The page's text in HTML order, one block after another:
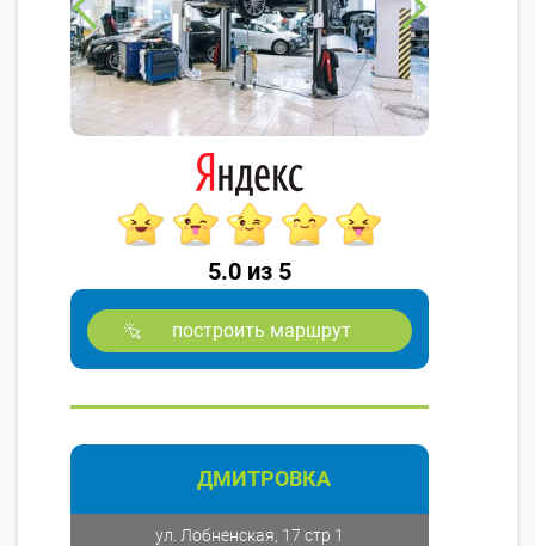
5.0 из 5
построить маршрут
ДМИТРОВКА
ул. Лобненская, 17 стр 1